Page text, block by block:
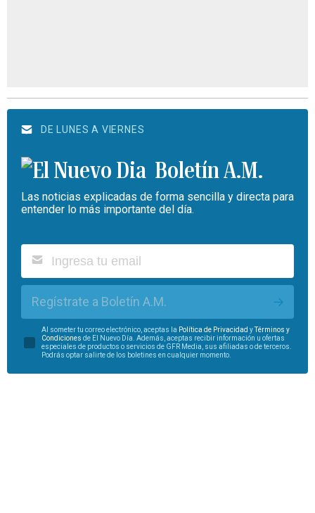
DE LUNES A VIERNES
Boletín A.M.
Las noticias explicadas de forma sencilla y directa para
entender lo más importante del día.
Regístrate a Boletín A.M.
Al someter tu correo electrónico, aceptas la Política de Privacidad yTérminos y
Condiciones de El Nuevo Día. Además, aceptas recibir información u ofertas
especiales de productos o servicios de GFR Media, sus afiliadas o de terceros.
Podrás optar salirte de los boletines en cualquier momento.